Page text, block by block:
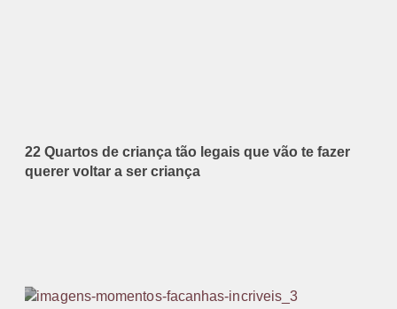
22 Quartos de criança tão legais que vão te fazer
querer voltar a ser criança